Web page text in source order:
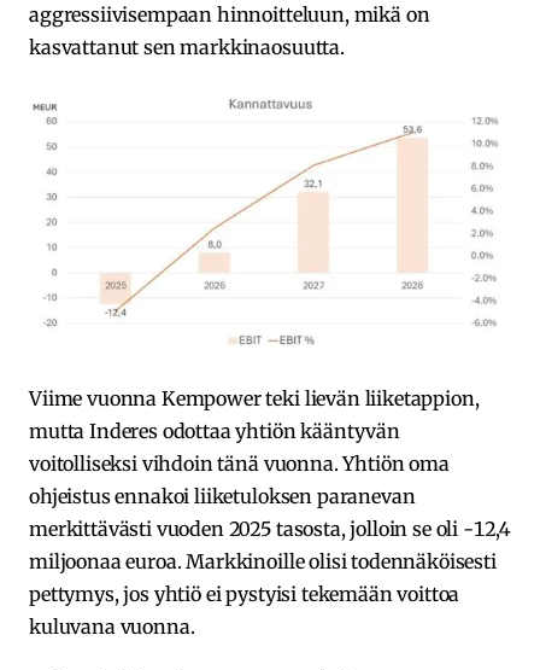
aggressiivisempaan hinnoitteluun, mikä on
kasvattanut sen markkinaosuutta.
Viime vuonna Kempower teki lievän liiketappion,
mutta Inderes odottaa yhtiön kääntyvän
voitolliseksi vihdoin tänä vuonna. Yhtiön oma
ohjeistus ennakoi liiketuloksen paranevan
merkittävästi vuoden 2025 tasosta, jolloin se oli -12,4
miljoonaa euroa. Markkinoille olisi todennäköisesti
pettymys, jos yhtiö ei pystyisi tekemään voittoa
kuluvana vuonna.